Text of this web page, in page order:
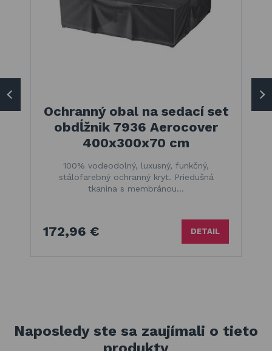
Ochranný obal na sedací set
obdĺžnik 7936 Aerocover
400x300x70 cm
100% vodeodolný, luxusný, funkčný,
stálofarebný ochranný kryt. Priedušná
tkanina s membránou…
172,96 € DETAIL
Naposledy ste sa zaujímali o tieto